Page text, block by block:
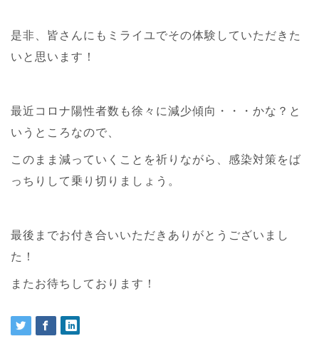
是非、皆さんにもミライユでその体験していただきた
いと思います！
最近コロナ陽性者数も徐々に減少傾向・・・かな？と
いうところなので、
このまま減っていくことを祈りながら、感染対策をば
っちりして乗り切りましょう。
最後までお付き合いいただきありがとうございまし
た！
またお待ちしております！